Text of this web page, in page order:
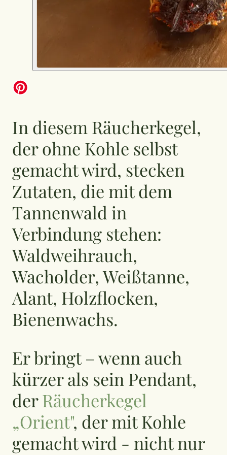
In diesem Räucherkegel,
der ohne Kohle selbst
gemacht wird, stecken
Zutaten, die mit dem
Tannenwald in
Verbindung stehen:
Waldweihrauch,
Wacholder, Weißtanne,
Alant, Holzflocken,
Bienenwachs.
Er bringt – wenn auch
kürzer als sein Pendant,
derRäucherkegel
„Orient", der mit Kohle
gemacht wird - nicht nur